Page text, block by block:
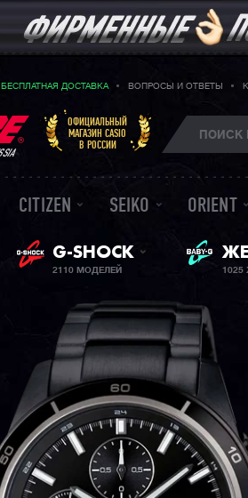
БЕСПЛАТНАЯ ДОСТАВКА ВОПРОСЫ И ОТВЕТЫ
ОФИЦИАЛЬНЫЙ
МАГАЗИН CASIO
В РОССИИ
CITIZEN SEIKO ORIENT
G-SHOCK
2110 МОДЕЛЕЙ